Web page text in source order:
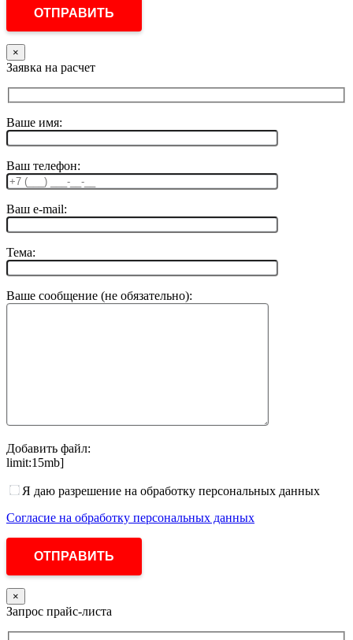
×
Заявка на расчет
Ваше имя:
Ваш телефон:
Ваш e-mail:
Тема:
Ваше сообщение (не обязательно):
Добавить файл:
limit:15mb]
Я даю разрешение на обработку персональных данных
Согласие на обработку персональных данных
×
Запрос прайс-листа